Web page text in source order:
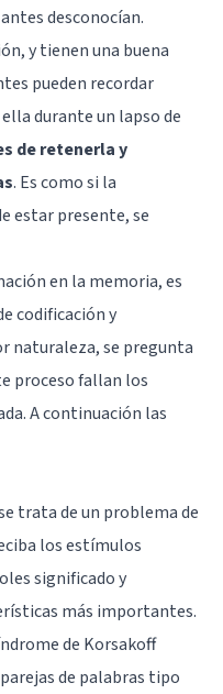
desconocían.
y tienen una buena
pueden recordar
durante un lapso de
de retenerla y
. Es como si la
estar presente, se
en la memoria, es
codificación y
naturaleza, se pregunta
proceso fallan los
A continuación las
trata de un problema de
los estímulos
significado y
más importantes.
de Korsakoff
de palabras tipo